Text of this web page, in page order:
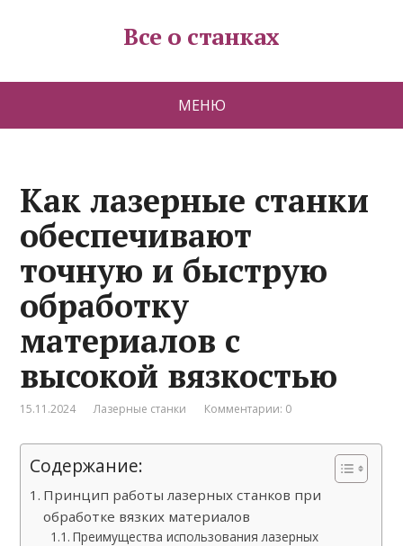
Все о станках
МЕНЮ
Как лазерные станки
обеспечивают
точную и быструю
обработку
материалов с
высокой вязкостью
15.11.2024 Лазерные станки Комментарии: 0
Содержание:
Принцип работы лазерных станков при
обработке вязких материалов
Преимущества использования лазерных